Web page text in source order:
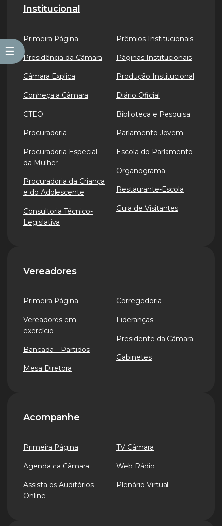
☰
Institucional
Primeira Página
Presidência da Câmara
Câmara Explica
Conheça a Câmara
CTEO
Procuradoria
Procuradoria Especial
da Mulher
Procuradoria da Criança
e do Adolescente
Consultoria Técnico-
Legislativa
Prêmios Institucionais
Páginas Institucionais
Produção Institucional
Diário Oficial
Biblioteca e Pesquisa
Parlamento Jovem
Escola do Parlamento
Organograma
Restaurante-Escola
Guia de Visitantes
Vereadores
Primeira Página
Vereadores em
exercício
Bancada – Partidos
Mesa Diretora
Corregedoria
Lideranças
Presidente da Câmara
Gabinetes
Acompanhe
Primeira Página
Agenda da Câmara
Assista os Auditórios
Online
TV Câmara
Web Rádio
Plenário Virtual